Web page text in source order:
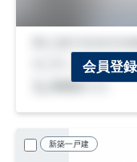
会員登
新築一戸建